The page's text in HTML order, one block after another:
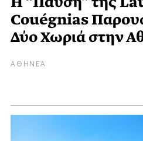
Couégnias
Δύο Χωριά στην
ΑΘΗΝΕΑ